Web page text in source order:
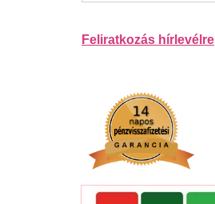
Feliratkozás hírlevélre